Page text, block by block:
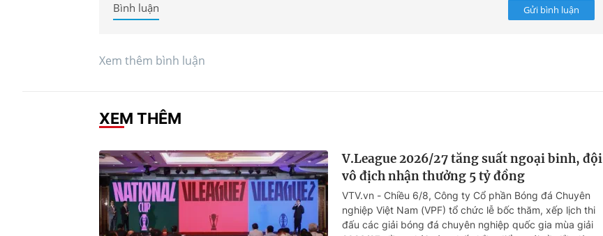
Gửi bình luận
Bình luận
Xem thêm bình luận
XEM THÊM
V.League 2026/27 tăng suất ngoại binh, đội
vô địch nhận thưởng 5 tỷ đồng
VTV.vn - Chiều 6/8, Công ty Cổ phần Bóng đá Chuyên
nghiệp Việt Nam (VPF) tổ chức lễ bốc thăm, xếp lịch thi
đấu các giải bóng đá chuyên nghiệp quốc gia mùa giải